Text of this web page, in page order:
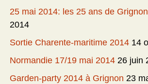
25 mai 2014: les 25 ans de
2014
Sortie Charente-maritime 2014 14
Normandie 17/19 mai 2014 26 juin
Garden-party 2014 à Grignon 23